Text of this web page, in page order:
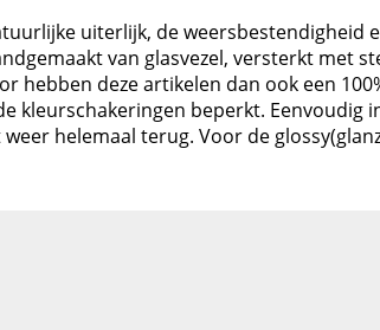
uiterlijk, de weersbestendigheid
van glasvezel, versterkt met
hebben deze artikelen dan ook een
kleurschakeringen beperkt.
helemaal terug. Voor de